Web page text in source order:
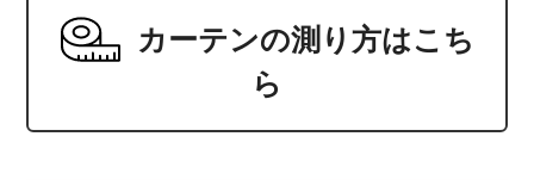
カーテンの測り方はこち
ら